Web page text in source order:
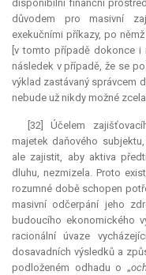
disponibilní finanční
důvodem pro masivní
exekučními příkazy, po
[v tomto případě dokonce i
následek v případě, že se
výklad zastávaný správcem
nebude už nikdy možné
[32] Účelem
majetek daňového
ale zajistit, aby aktiva
dluhu, nezmizela. Proto
rozumné době schopen
masivní odčerpání jeho
budoucího ekonomického
racionální úvaze
dosavadních výsledků a
podloženém odhadu o „